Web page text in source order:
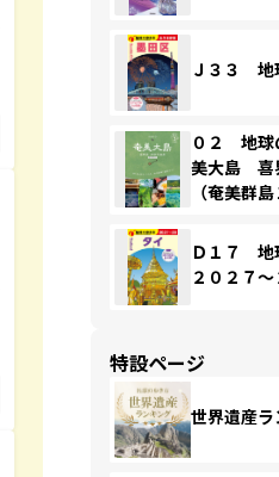
Ｊ３３ 地
０２ 地
美大島 喜
（奄美群
Ｄ１７
２０２７
特設ページ
世界遺産